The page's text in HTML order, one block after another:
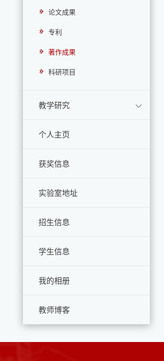
论文成果
专利
著作成果
科研项目
教学研究
个人主页
获奖信息
实验室地址
招生信息
学生信息
我的相册
教师博客